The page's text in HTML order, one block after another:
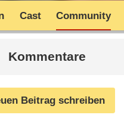
Cast Community
Kommentare
Beitrag schreiben